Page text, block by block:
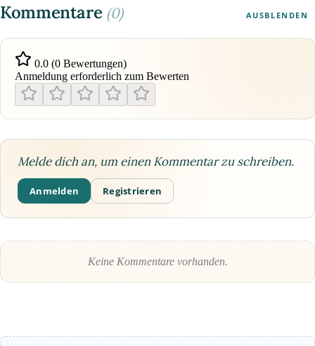
Kommentare (0) AUSBLENDEN
0.0 (0 Bewertungen)
Anmeldung erforderlich zum Bewerten
Melde dich an, um einen Kommentar zu schreiben.
Anmelden Registrieren
Keine Kommentare vorhanden.